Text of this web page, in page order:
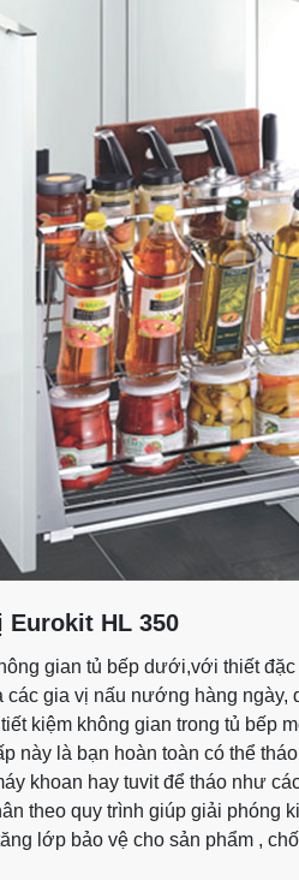
HL 350
gian tủ bếp dưới,với thiết
gia vị nấu nướng hàng ngày,
kiệm không gian trong tủ bếp
này là bạn hoàn toàn có thể
khoan hay tuvit để tháo như
theo quy trình giúp giải phóng
lớp bảo vệ cho sản phẩm ,